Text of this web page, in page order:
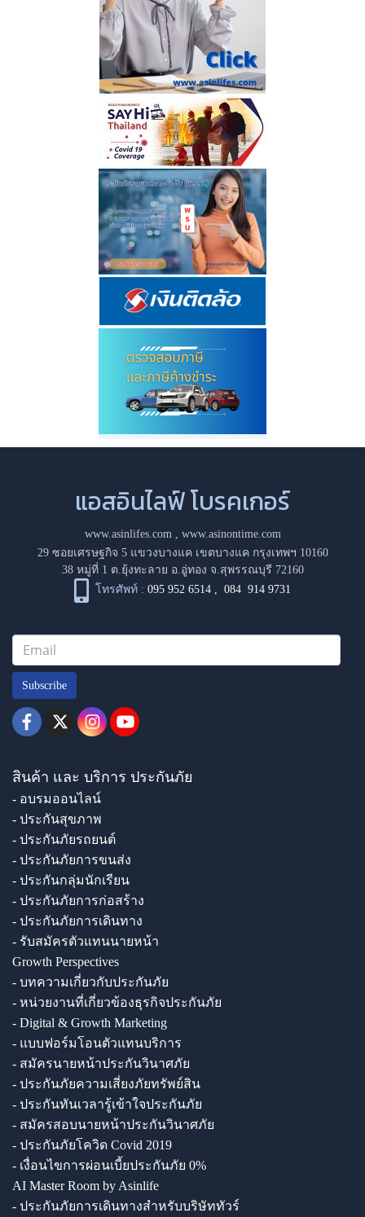
แอสอินไลฟ์ โบรคเกอร์
www.asinlifes.com, www.asinontime.com
29 ซอยเศรษฐกิจ 5 แขวงบางแค เขตบางแค กรุงเทพฯ 10160
38 หมู่ที่ 1 ต.ยุ้งทะลาย อ.อู่ทอง จ.สุพรรณบุรี 72160
โทรศัพท์ : 095 952 6514 ,084 914 9731
Subscribe
สินค้า และ บริการ ประกันภัย
- อบรมออนไลน์
- ประกันสุขภาพ
- ประกันภัยรถยนต์
- ประกันภัยการขนส่ง
- ประกันกลุ่มนักเรียน
- ประกันภัยการก่อสร้าง
- ประกันภัยการเดินทาง
- รับสมัครตัวแทนนายหน้า
Growth Perspectives
- บทความเกี่ยวกับประกันภัย
- หน่วยงานที่เกี่ยวข้องธุรกิจประกันภัย
- Digital & Growth Marketing
- แบบฟอร์มโอนตัวแทนบริการ
- สมัครนายหน้าประกันวินาศภัย
- ประกันภัยความเสี่ยงภัยทรัพย์สิน
- ประกันทันเวลารู้เข้าใจประกันภัย
- สมัครสอบนายหน้าประกันวินาศภัย
- ประกันภัยโควิด Covid 2019
- เงื่อนไขการผ่อนเบี้ยประกันภัย 0%
AI Master Room by Asinlife
- ประกันภัยการเดินทางสำหรับบริษัททัวร์